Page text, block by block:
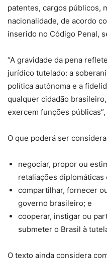
patentes, cargos públicos,
nacionalidade, de acordo
inserido no Código Penal,
“A gravidade da pena
jurídico tutelado: a
política autônoma e a
qualquer cidadão
exercem funções
O que poderá ser
negociar, propor ou
retaliações
compartilhar, fornecer
governo brasileiro; e
cooperar, instigar ou
submeter o Brasil à
O texto ainda considera